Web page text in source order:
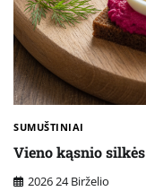
SUMUŠTINIAI
Vieno kąsnio
2026 24 Birželio